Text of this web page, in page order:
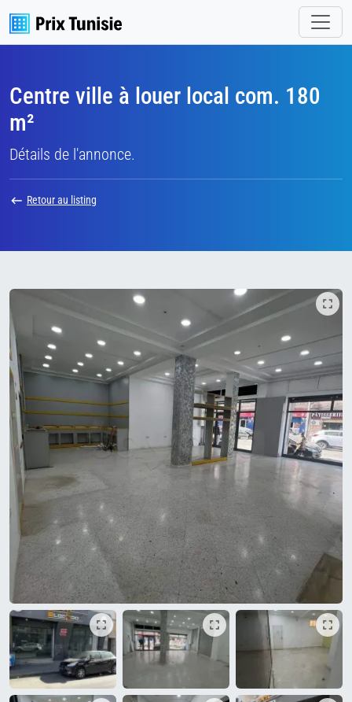
Centre ville à louer local com. 180
m²
Détails de l'annonce.
Retour au listing